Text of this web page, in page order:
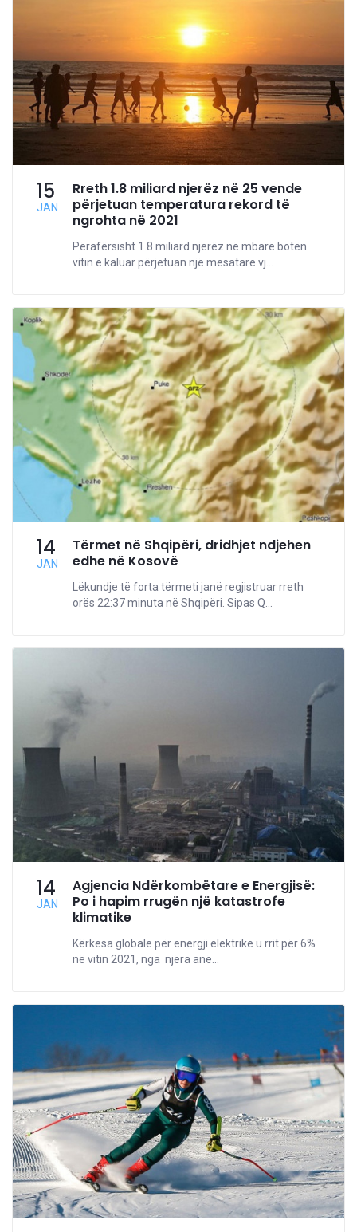
15
JAN
Rreth 1.8 miliard njerëz në 25 vende
përjetuan temperatura rekord të
ngrohta në 2021
Përafërsisht 1.8 miliard njerëz në mbarë botën
vitin e kaluar përjetuan një mesatare vj...
14
JAN
Tërmet në Shqipëri, dridhjet ndjehen
edhe në Kosovë
Lëkundje të forta tërmeti janë regjistruar rreth
orës 22:37 minuta në Shqipëri. Sipas Q...
14
JAN
Agjencia Ndërkombëtare e Energjisë:
Po i hapim rrugën një katastrofe
klimatike
Kërkesa globale për energji elektrike u rrit për 6%
në vitin 2021, nga njëra anë...